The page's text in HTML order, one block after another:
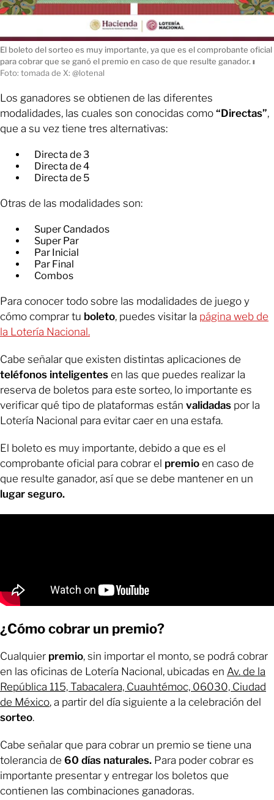
El boleto del sorteo es muy importante, ya que es el comprobante oficial
para cobrar que se ganó el premio en caso de que resulte ganador.ı
Foto: tomada de X: @lotenal
Los ganadores se obtienen de las diferentes
modalidades, las cuales son conocidas como “Directas”,
que a su vez tiene tres alternativas:
Directa de 3
Directa de 4
Directa de 5
Otras de las modalidades son:
Super Candados
Super Par
Par Inicial
Par Final
Combos
Para conocer todo sobre las modalidades de juego y
cómo comprar tu boleto, puedes visitar la página web de
la Lotería Nacional.
Cabe señalar que existen distintas aplicaciones de
teléfonos inteligentes en las que puedes realizar la
reserva de boletos para este sorteo, lo importante es
verificar qué tipo de plataformas están validadas por la
Lotería Nacional para evitar caer en una estafa.
El boleto es muy importante, debido a que es el
comprobante oficial para cobrar el premio en caso de
que resulte ganador, así que se debe mantener en un
lugar seguro.
¿Cómo cobrar un premio?
Cualquier premio, sin importar el monto, se podrá cobrar
en las oficinas de Lotería Nacional, ubicadas en Av. de la
República 115, Tabacalera, Cuauhtémoc, 06030, Ciudad
de México, a partir del día siguiente a la celebración del
sorteo.
Cabe señalar que para cobrar un premio se tiene una
tolerancia de 60 días naturales. Para poder cobrar es
importante presentar y entregar los boletos que
contienen las combinaciones ganadoras.